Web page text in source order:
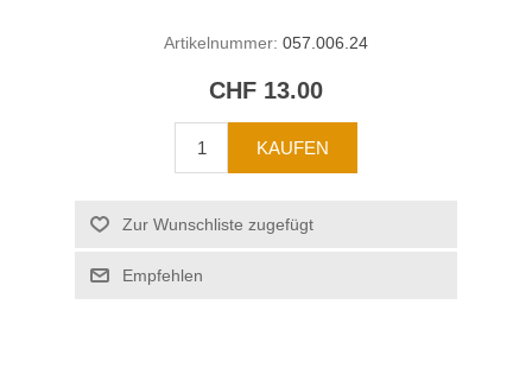
Artikelnummer: 057.006.24
CHF 13.00